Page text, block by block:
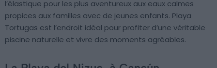
l’élastique pour les plus aventureux aux eaux calmes
propices aux familles avec de jeunes enfants. Playa
Tortugas est l’endroit idéal pour profiter d’une véritable
piscine naturelle et vivre des moments agréables.